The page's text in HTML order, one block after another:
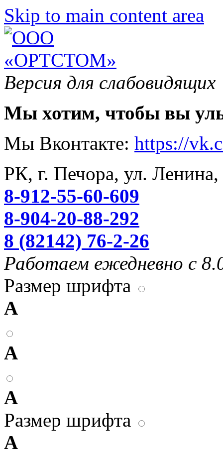
Skip to main content area
Версия для слабовидящих
Мы хотим, чтобы вы
Мы Вконтакте: https://
РК, г. Печора, ул. Ленина,
8-912-55-60-609
8-904-20-88-292
8 (82142) 76-2-26
Работаем ежедневно с
Размер шрифта
А
А
А
Размер шрифта
А